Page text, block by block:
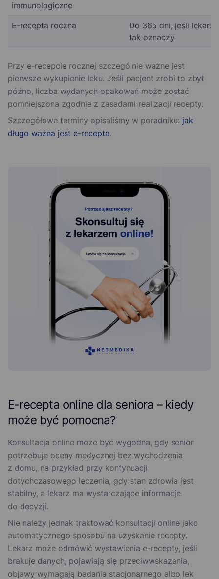
immunologiczne
E-recepta roczna
Do 365 dni, jeśli lekarz
tak oznaczy
Przy e-recepcie rocznej szczególnie ważne jest
pierwsze wykupienie leku. Jeśli pacjent zrobi to zbyt
późno, liczba wydanych opakowań może zostać
pomniejszona zgodnie z zasadami realizacji recepty.
Szczegółowe terminy opisaliśmy w poradniku: jak
długo ważna jest e-recepta.
E-recepta online dla seniora – kiedy
może być pomocna?
Konsultacja online może być wygodna, gdy senior
potrzebuje oceny medycznej bez wychodzenia
z domu, na przykład przy kontynuacji
dotychczasowego leczenia, gdy stan zdrowia jest
stabilny, a lekarz ma wystarczające informacje
do decyzji.
Nie należy jednak traktować konsultacji online jako
automatycznego sposobu na uzyskanie recepty.
Lekarz może odmówić wystawienia e-recepty, jeśli
brakuje danych, pojawiają się przeciwwskazania,
objawy wymagają badania stacjonarnego albo lek